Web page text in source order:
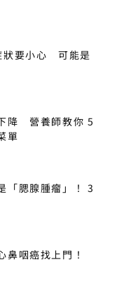
狀要小心 可能是
降 營養師教你 5
單
「腮腺腫瘤」！ 3
鼻咽癌找上門！